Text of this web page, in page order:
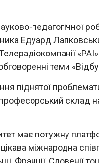
педагогічної
Едуард
теми
піднятої
склад
має потужну
міжнародна
Франції, Словенії